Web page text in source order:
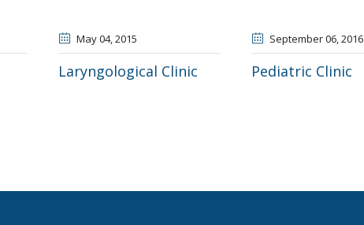
May 04, 2015
Laryngological Clinic
September 06, 2016
Pediatric Clinic